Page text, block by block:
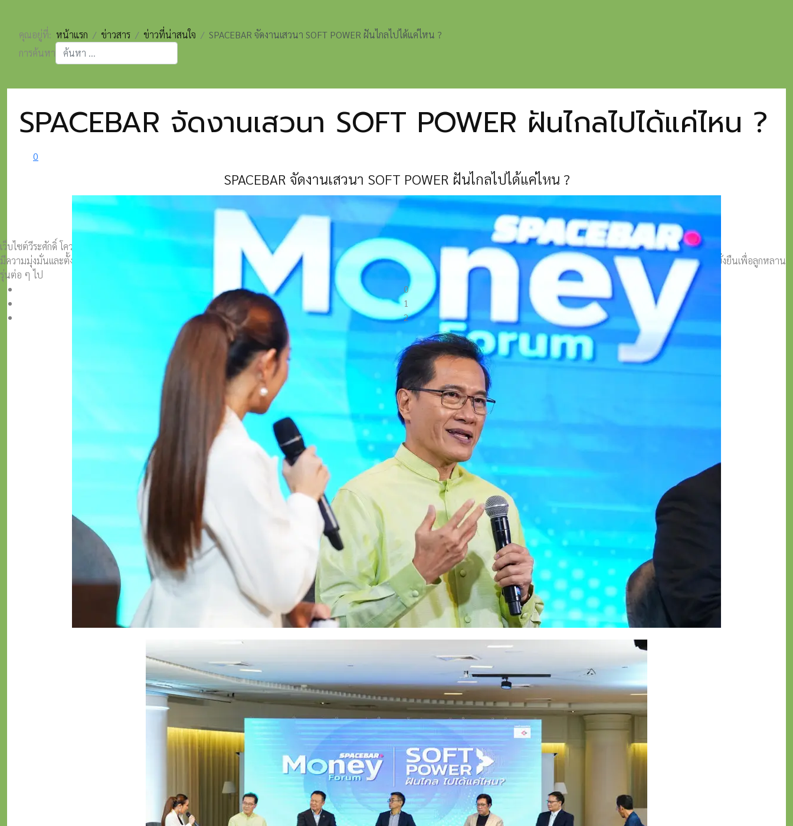
เว็บไซต์วีระศักดิ์ โควสุรัตน์ www.weerasak.org
มีความมุ่งมั่นเเละตั้งใจในการเผยแพร่เรื่องราวความรู้ความเข้าใจในการสร้างสรรค์สังคมด้วย การพัฒนาด้านเศรษฐกิจสังคมกฎหมายและการปกครอง เพื่อให้เกิดการพัฒนาที่เป็นมิตรกับสิ่งแวดล้อมอย่างยั่งยืนเพื่อลูกหลาน
รุ่นต่อ ๆ ไป
0
1
2
คุณอยู่ที่: หน้าแรก ข่าวสาร ข่าวที่น่าสนใจ
SPACEBAR จัดงานเสวนา SOFT POWER ฝันไกลไปได้แค่ไหน ?
การค้นหา
SPACEBAR จัดงานเสวนา SOFT POWER ฝันไกลไปได้แค่ไหน ?
0
SPACEBAR จัดงานเสวนา SOFT POWER ฝันไกลไปได้แค่ไหน ?